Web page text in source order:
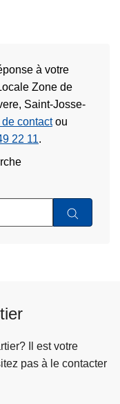
à votre
Zone de
Saint-Josse-
contactou
22 11.
Il est votre
pas à le contacter